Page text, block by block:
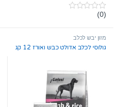
0
t
f
(0)
מזון יבש לכלב
גולוסי לכלב אדולט כבש ואורז 12 קג